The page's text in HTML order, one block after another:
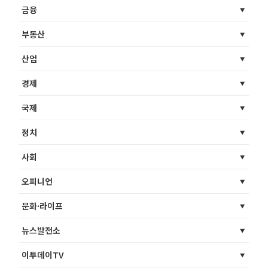
금융
부동산
산업
경제
국제
정치
사회
오피니언
문화·라이프
뉴스발전소
이투데이TV